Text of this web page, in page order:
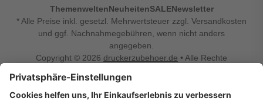
ThemenweltenNeuheitenSALENewsletter
* Alle Preise inkl. gesetzl. Mehrwertsteuer zzgl. Versandkosten
und ggf. Nachnahmegebühren, wenn nicht anders
angegeben.
Copyright © 2026 druckerzubehoer.de • Alle Rechte
Vertrag widerrufen
Druckerzubehoer.de – preiswerte Qualität für Ihr Office